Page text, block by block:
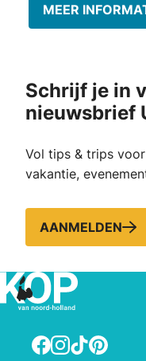
MEER
Schrijf je in
nieuwsbrief
Vol tips & trips
vakantie,
AANMELDEN
Facebook
Instagram
TikTokPinterest